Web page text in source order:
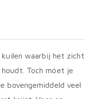
waarbij het zicht
Toch móet je
bovengemiddeld veel